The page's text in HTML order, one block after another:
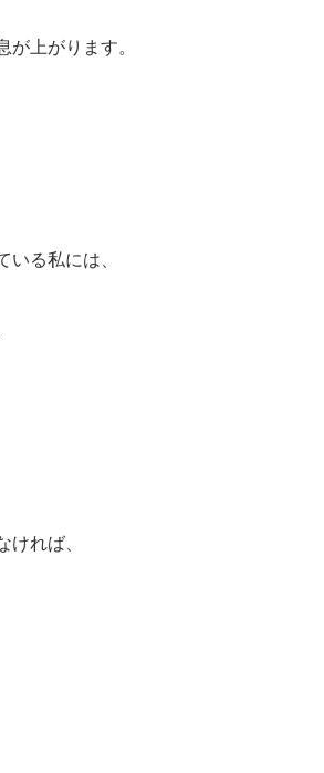
が上がります。
いる私には、
ければ、